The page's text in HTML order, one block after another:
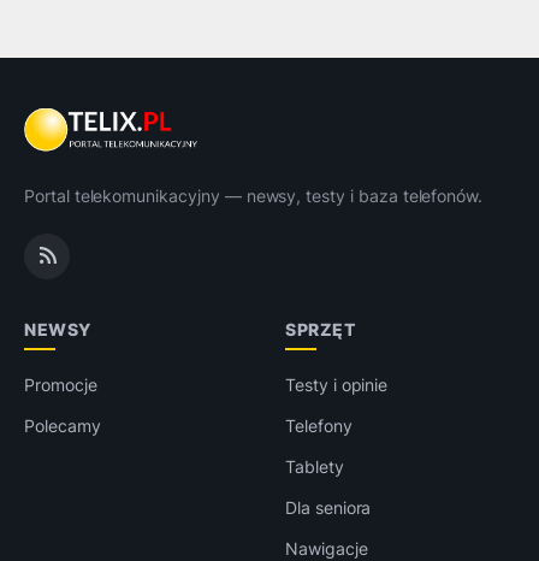
Portal telekomunikacyjny — newsy, testy i baza telefonów.
NEWSY
Promocje
Polecamy
SPRZĘT
Testy i opinie
Telefony
Tablety
Dla seniora
Nawigacje